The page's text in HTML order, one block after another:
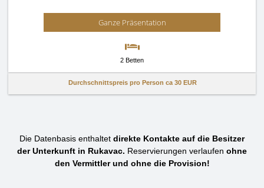
Ganze Präsentation
2 Betten
Durchschnittspreis pro Person ca 30 EUR
Die Datenbasis enthaltet direkte Kontakte auf die Besitzer
der Unterkunft in Rukavac. Reservierungen verlaufen ohne
den Vermittler und ohne die Provision!